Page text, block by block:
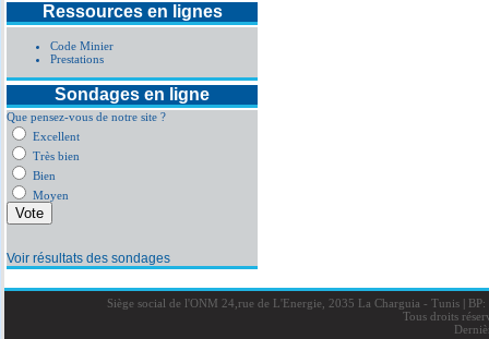
Ressources en lignes
Code Minier
Prestations
Sondages en ligne
Que pensez-vous de notre site ?
Excellent
Très bien
Bien
Moyen
Voir résultats des sondages
Siège social de l'ONM 24,rue de L'Energie, 2035 La Charguia - Tunis |BP:
Tous droits